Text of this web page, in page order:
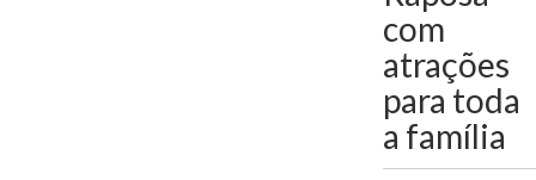
com
atrações
para toda
a família